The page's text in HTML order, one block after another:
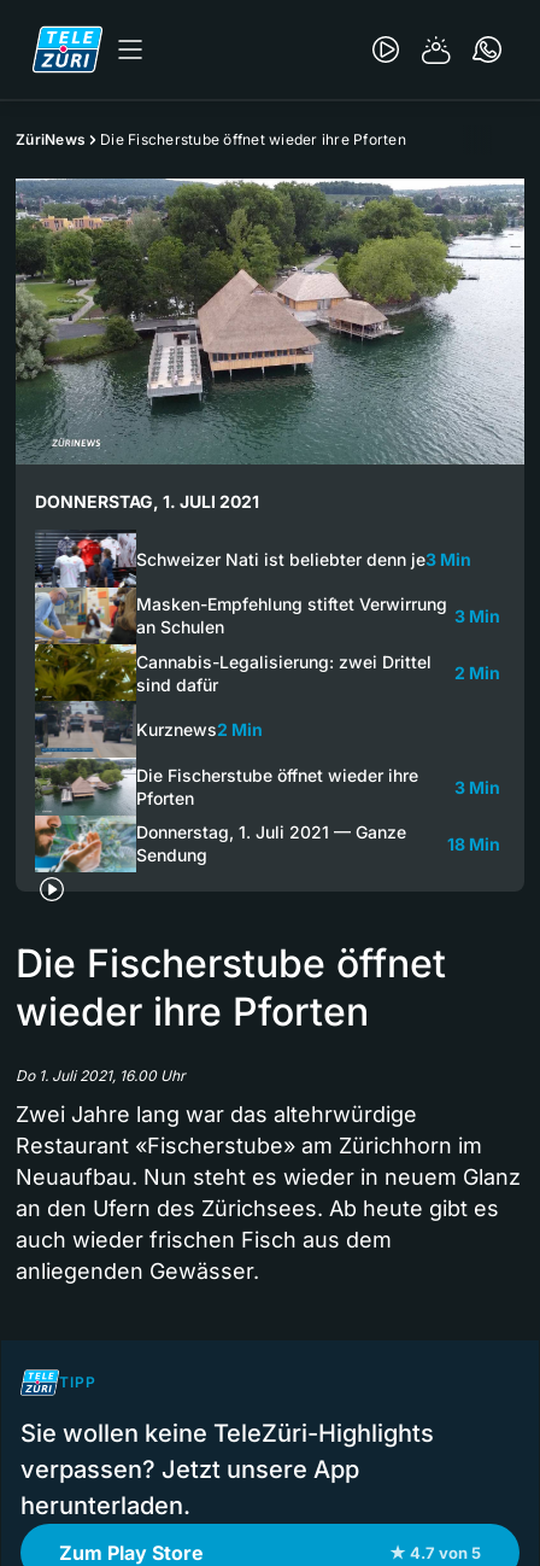
ZüriNews Die Fischerstube öffnet wieder ihre Pforten
DONNERSTAG, 1. JULI 2021
Schweizer Nati ist beliebter denn je3 Min
Masken-Empfehlung stiftet Verwirrung
an Schulen
3 Min
Cannabis-Legalisierung: zwei Drittel
sind dafür
2 Min
Kurznews2 Min
Die Fischerstube öffnet wieder ihre
Pforten
3 Min
Donnerstag, 1. Juli 2021 — Ganze
Sendung
18 Min
Die Fischerstube öffnet
wieder ihre Pforten
Do 1. Juli 2021, 16.00 Uhr
Zwei Jahre lang war das altehrwürdige
Restaurant «Fischerstube» am Zürichhorn im
Neuaufbau. Nun steht es wieder in neuem Glanz
an den Ufern des Zürichsees. Ab heute gibt es
auch wieder frischen Fisch aus dem
anliegenden Gewässer.
TIPP
Sie wollen keine TeleZüri-Highlights
verpassen? Jetzt unsere App
herunterladen.
Zum Play Store ★ 4.7 von 5